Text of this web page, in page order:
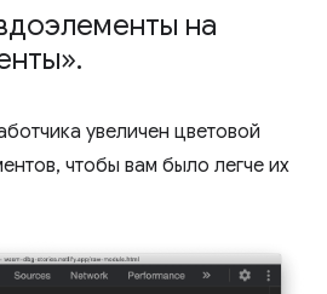
на
.
увеличен цветовой
чтобы вам было легче их